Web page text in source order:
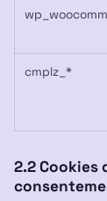
cmplz_*
2.2 Cookies